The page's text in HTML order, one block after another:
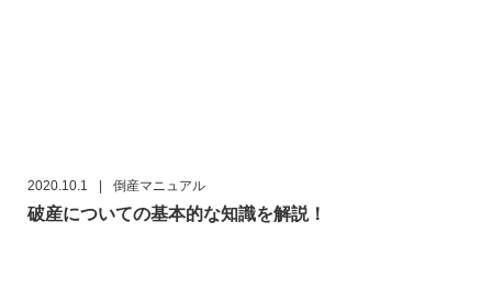
2020.10.1 | 倒産マニュアル
破産についての基本的な知識を解説！